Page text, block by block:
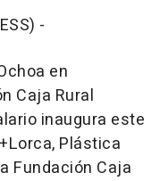
-
en
Caja Rural
inaugura este
Plástica
Fundación Caja